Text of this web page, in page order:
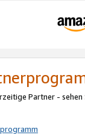
Partner - sehen